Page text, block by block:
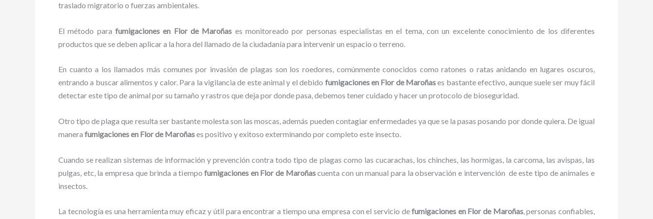
traslado migratorio o fuerzas ambientales.
El método para fumigacionesen Flor de Maroñas es monitoreado por personas especialistas en el tema, con un excelente conocimiento de los diferentes
productos que se deben aplicar a la hora del llamado de la ciudadanía para intervenir un espacio o terreno.
En cuanto a los llamados más comunes por invasión de plagas son los roedores, comúnmente conocidos como ratones o ratas anidando en lugares oscuros,
entrando a buscar alimentos y calor. Para la vigilancia de este animal y el debido fumigacionesen Flor de Maroñases bastante efectivo, aunque suele ser muy fácil
detectar este tipo de animal por su tamaño y rastros que deja por donde pasa, debemos tener cuidado y hacer un protocolo de bioseguridad.
Otro tipo de plaga que resulta ser bastante molesta son las moscas, además pueden contagiar enfermedades ya que se la pasas posando por donde quiera. De igual
manera fumigacionesen Flor de Maroñases positivo y exitoso exterminando por completo este insecto.
Cuando se realizan sistemas de información y prevención contra todo tipo de plagas como las cucarachas, los chinches, las hormigas, la carcoma, las avispas, las
pulgas, etc, la empresa que brinda a tiempofumigaciones en Flor de Maroñascuenta con un manual para la observación e intervención de este tipo de animales e
insectos.
La tecnología es una herramienta muy eficaz y útil para encontrar a tiempo una empresa con el servicio defumigaciones en Flor de Maroñas, personas confiables,